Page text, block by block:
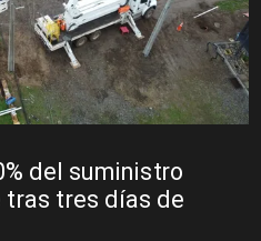
del suministro
tres días de